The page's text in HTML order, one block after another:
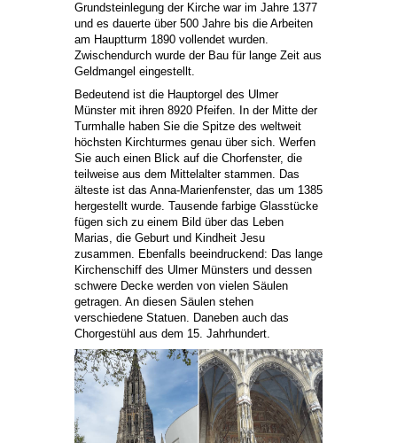
Grundsteinlegung der Kirche war im Jahre 1377
und es dauerte über 500 Jahre bis die Arbeiten
am Hauptturm 1890 vollendet wurden.
Zwischendurch wurde der Bau für lange Zeit aus
Geldmangel eingestellt.
Bedeutend ist die Hauptorgel des Ulmer
Münster mit ihren 8920 Pfeifen. In der Mitte der
Turmhalle haben Sie die Spitze des weltweit
höchsten Kirchturmes genau über sich. Werfen
Sie auch einen Blick auf die Chorfenster, die
teilweise aus dem Mittelalter stammen. Das
älteste ist das Anna-Marienfenster, das um 1385
hergestellt wurde. Tausende farbige Glasstücke
fügen sich zu einem Bild über das Leben
Marias, die Geburt und Kindheit Jesu
zusammen. Ebenfalls beeindruckend: Das lange
Kirchenschiff des Ulmer Münsters und dessen
schwere Decke werden von vielen Säulen
getragen. An diesen Säulen stehen
verschiedene Statuen. Daneben auch das
Chorgestühl aus dem 15. Jahrhundert.